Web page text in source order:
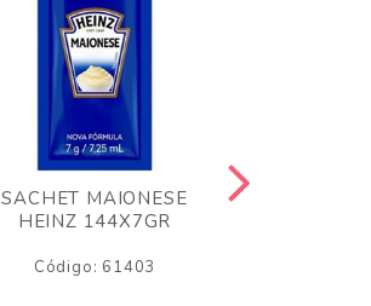
SACHET MAIONESE
HEINZ 144X7GR
Código: 61403